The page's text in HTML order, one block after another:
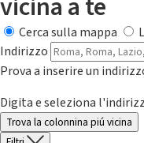
Cerca sulla mappa
Indirizzo
Prova a inserire un
Digita e seleziona
Trova la colonnina piú vicina